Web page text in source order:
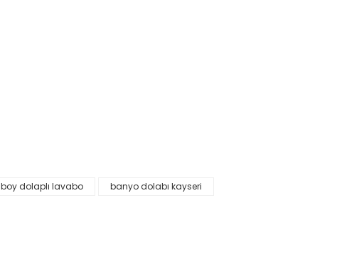
boy dolaplı lavabo
banyo dolabı kayseri